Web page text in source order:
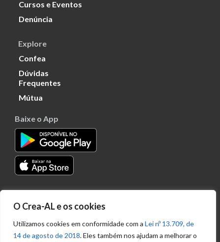
O Crea-AL e os cookies
Utilizamos cookies em conformidade com a Lei nº 13.709, de
14 de agosto de 2018. Eles também nos ajudam a melhorar o
Cursos e Eventos
Denúncia
Explore
Confea
Dúvidas
Frequentes
Mútua
Baixe o App
Transparência
Portal
Acesso à
Informação